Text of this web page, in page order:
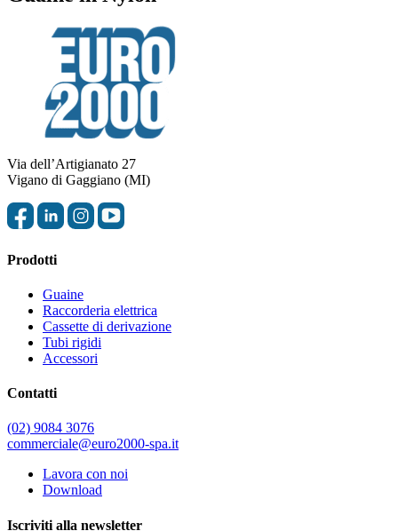
Via dell’Artigianato 27
Vigano di Gaggiano (MI)
Prodotti
Guaine
Raccorderia elettrica
Cassette di derivazione
Tubi rigidi
Accessori
Contatti
(02) 9084 3076
commerciale@euro2000-spa.it
Lavora con noi
Download
Iscriviti alla newsletter